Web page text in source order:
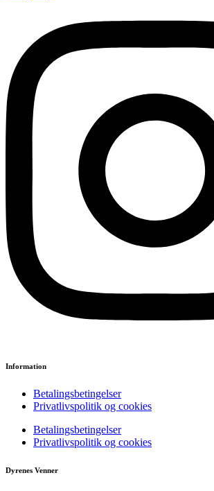
Information
Betalingsbetingelser
Privatlivspolitik og cookies
Betalingsbetingelser
Privatlivspolitik og cookies
Dyrenes Venner